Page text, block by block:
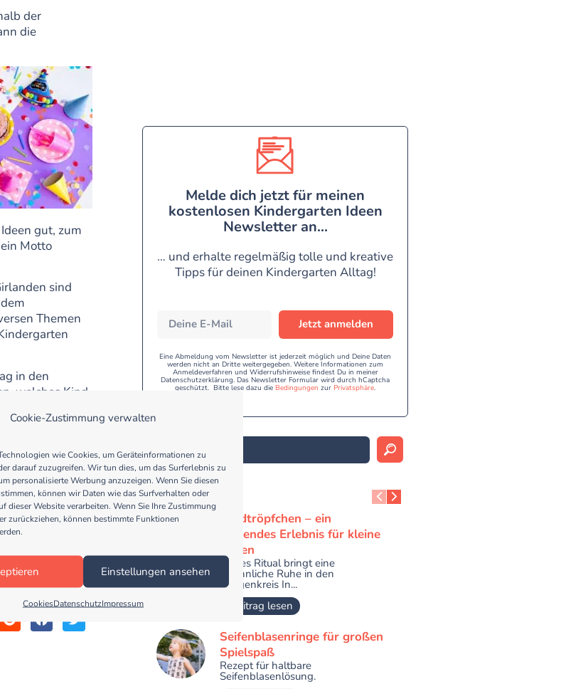
Cookie-Zustimmung verwalten
wie Cookies, um Geräteinformationen zu
darauf zuzugreifen. Wir tun dies, um das Surferlebnis zu
personalisierte Werbung anzuzeigen. Wenn Sie diesen
können wir Daten wie das Surfverhalten oder
dieser Website verarbeiten. Wenn Sie Ihre Zustimmung
zurückziehen, können bestimmte Funktionen
Einstellungen ansehen
CookiesDatenschutzImpressum
der
die
gut, zum
Motto
sind
Themen
in den
welches Kind
Kindergarten
Beispiel
ideal für lustige
kommen auch
Melde dich jetzt für meinen
kostenlosen Kindergarten Ideen
Newsletter an...
… und erhalte regelmäßig tolle und kreative
Tipps für deinen Kindergarten Alltag!
Jetzt anmelden
Eine Abmeldung vom Newsletter ist jederzeit möglich und Deine Daten
werden nicht an Dritte weitergegeben. Weitere Informationen zum
Anmeldeverfahren und Widerrufshinweise findest Du in meiner
Datenschutzerklärung. Das Newsletter Formular wird durch hCaptcha
geschützt. Bitte lese dazu die Bedingungen zur Privatsphäre.
Goldtröpfchen – ein
duftendes Erlebnis für kleine
Nasen
Dieses Ritual bringt eine
besinnliche Ruhe in den
Morgenkreis In...
Beitrag lesen
Seifenblasenringe für großen
Spielspaß
Rezept für haltbare
Seifenblasenlösung.